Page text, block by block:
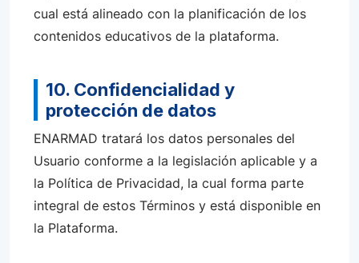
cual está alineado con la planificación de los
contenidos educativos de la plataforma.
10. Confidencialidad y
protección de datos
ENARMAD tratará los datos personales del
Usuario conforme a la legislación aplicable y a
la Política de Privacidad, la cual forma parte
integral de estos Términos y está disponible en
la Plataforma.